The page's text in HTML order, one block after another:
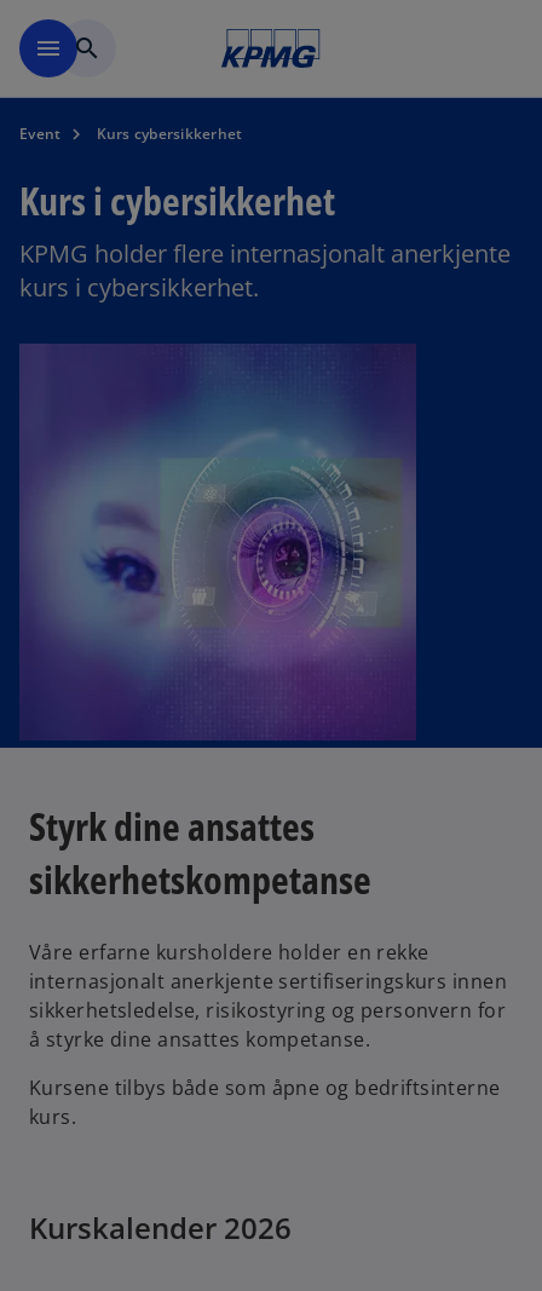
menu search
Event Kurs cybersikkerhet
Kurs i cybersikkerhet
KPMG holder flere internasjonalt anerkjente
kurs i cybersikkerhet.
Styrk dine ansattes
sikkerhetskompetanse
Våre erfarne kursholdere holder en rekke
internasjonalt anerkjente sertifiseringskurs innen
sikkerhetsledelse, risikostyring og personvern for
å styrke dine ansattes kompetanse.
Kursene tilbys både som åpne og bedriftsinterne
kurs.
Kurskalender 2026